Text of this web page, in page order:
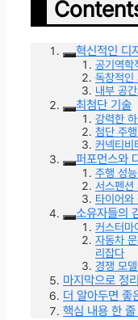
혁신적인 디
공기역학
독창적인
내부 공
최첨단 기술
강력한
첨단 주
커넥티비
퍼포먼스와
주행 성
서스펜션
타이어와
소유자들의
커스터마
자동차
리잡다
경쟁 모
마지막으로 정리
더 알아두면 좋
핵심 내용 한